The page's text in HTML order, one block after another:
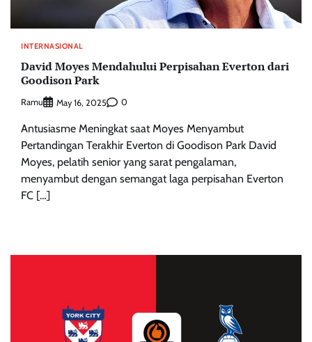
INTERNASIONAL
David Moyes Mendahului Perpisahan Everton dari
Goodison Park
Ramu May 16, 2025 0
Antusiasme Meningkat saat Moyes Menyambut
Pertandingan Terakhir Everton di Goodison Park David
Moyes, pelatih senior yang sarat pengalaman,
menyambut dengan semangat laga perpisahan Everton
FC […]